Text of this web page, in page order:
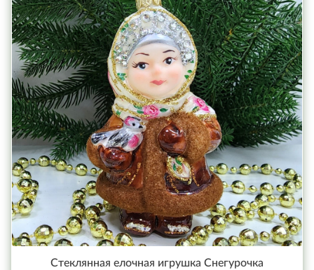
Стеклянная елочная игрушка Снегурочка